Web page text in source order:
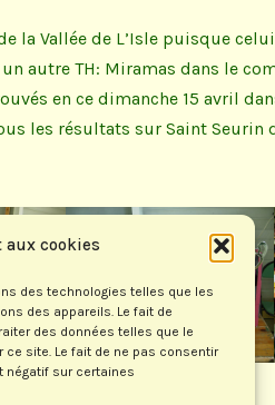
aux cookies
des technologies telles que les
des appareils. Le fait de
des données telles que le
site. Le fait de ne pas consentir
négatif sur certaines
la Vallée de L’Isle puisque
autre TH: Miramas dans le
en ce dimanche 15 avril
les résultats sur Saint Seurin